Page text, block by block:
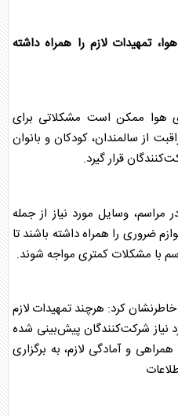
تمهیدات لازم را همراه داشته
هوا ممکن است مشکلاتی برای
از سالمندان، کودکان و بانوان
قرار گیرد.
وسایل مورد نیاز از جمله
ضروری را همراه داشته باشند تا
با مشکلات کمتری مواجه شوند.
کرد: هرچند تمهیدات لازم
نیاز شرکت‌کنندگان پیش‌بینی شده
و آمادگی لازم، به برگزاری